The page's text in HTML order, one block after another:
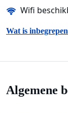
Wifi
Wat is inbegrepen
Algemene